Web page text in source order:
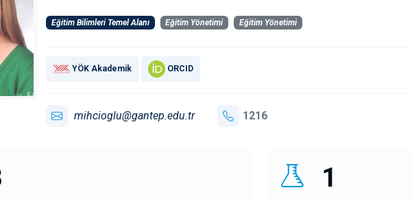
Eğitim Bilimleri Temel Alanı Eğitim Yönetimi Eğitim Yönetimi
YÖK Akademik ORCID
mihcioglu@gantep.edu.tr 1216
1